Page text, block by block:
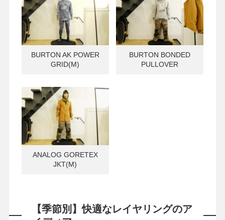
BURTON AK POWER
GRID(M)
BURTON BONDED
PULLOVER
ANALOG GORETEX
JKT(M)
【季節別】快適なレイヤリングのア